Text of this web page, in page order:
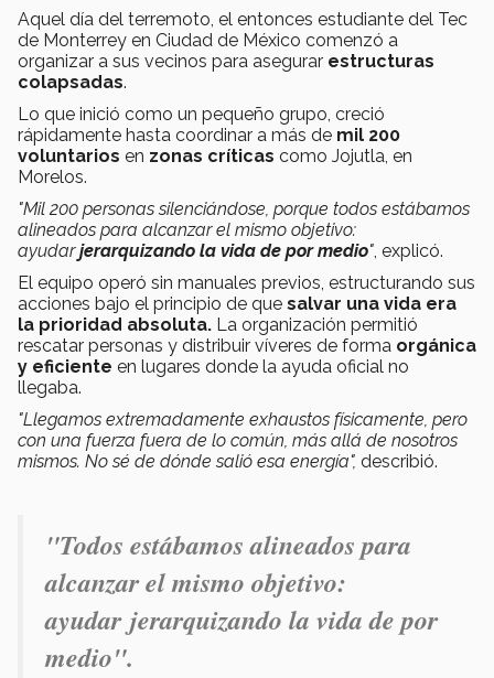
Aquel día del terremoto, el entonces estudiante del Tec
de Monterrey en Ciudad de México comenzó a
organizar a sus vecinos para asegurar estructuras
colapsadas.
Lo que inició como un pequeño grupo, creció
rápidamente hasta coordinar a más de mil 200
voluntarios en zonas críticas como Jojutla, en
Morelos.
"Mil 200 personas silenciándose, porque todos estábamos
alineados para alcanzar el mismo objetivo:
ayudarjerarquizando la vida de por medio", explicó.
El equipo operó sin manuales previos, estructurando sus
acciones bajo el principio de que salvar una vida era
la prioridad absoluta. La organización permitió
rescatar personas y distribuir víveres de forma orgánica
y eficiente en lugares donde la ayuda oficial no
llegaba.
"Llegamos extremadamente exhaustos físicamente, pero
con una fuerza fuera de lo común, más allá de nosotros
mismos. No sé de dónde salió esa energía", describió.
"Todos estábamos alineados para
alcanzar el mismo objetivo:
ayudar jerarquizando la vida de por
medio".